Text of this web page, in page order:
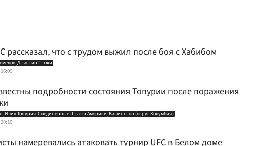
рассказал, что с трудом выжил после боя с Хабибом
Джастин Гэтжи
подробности состояния Топурии после поражения
Илия Топурия Соединенные Штаты Америки Вашингтон (округ Колумбия)
намеревались атаковать турнир UFC в Белом доме